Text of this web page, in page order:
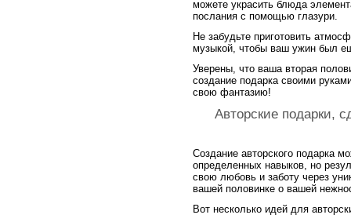
можете украсить блюда
послания с помощью глазури.
Не забудьте приготовить
музыкой, чтобы ваш ужин был
Уверены, что ваша вторая
создание подарка своими
свою фантазию!
Авторские подарки,
Создание авторского подарка
определенных навыков, но
свою любовь и заботу через
вашей половинке о вашей
Вот несколько идей для